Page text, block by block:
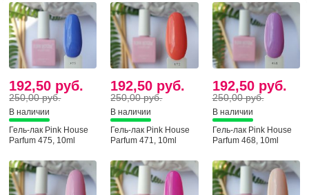
192,50 руб.
250,00 руб.
В наличии
Гель-лак Pink House
Parfum 475, 10ml
192,50 руб.
250,00 руб.
В наличии
Гель-лак Pink House
Parfum 471, 10ml
192,50 руб.
250,00 руб.
В наличии
Гель-лак Pink House
Parfum 468, 10ml